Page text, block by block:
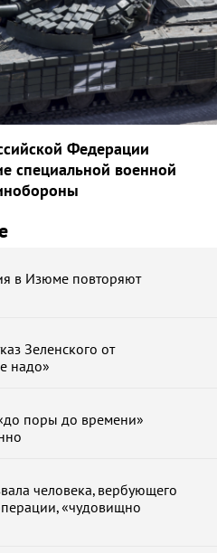
Федерации
специальной военной
в Изюме повторяют
Зеленского от
надо»
поры до времени»
человека, вербующего
«чудовищно